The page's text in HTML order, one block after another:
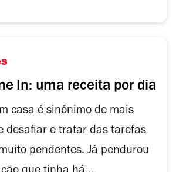
In: uma receita por dia
casa é sinónimo de mais
desafiar e tratar das tarefas
pendentes. Já pendurou